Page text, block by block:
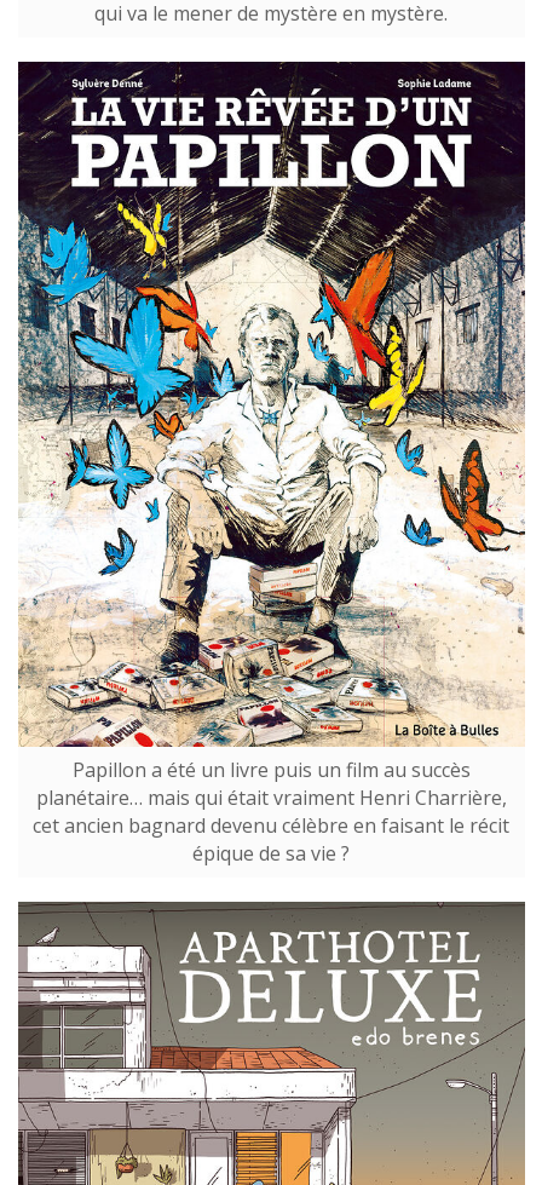
qui va le mener de mystère en mystère.
Papillon a été un livre puis un film au succès
planétaire… mais qui était vraiment Henri Charrière,
cet ancien bagnard devenu célèbre en faisant le récit
épique de sa vie ?